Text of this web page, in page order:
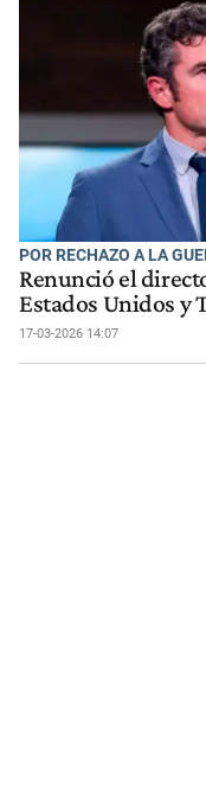
POR RECHAZO A LA
Renunció el
Estados Unidos y
17-03-2026 14:07